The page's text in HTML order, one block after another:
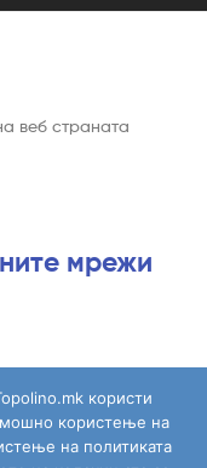
веб страната
мрежи
користи
користење на
на политиката